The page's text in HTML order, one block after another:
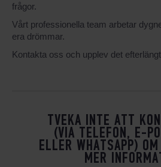
frågor.
Vårt professionella team arbetar
era drömmar.
Kontakta oss och upplev det
TVEKA INTE ATT
(VIA TELEFON, E-
ELLER WHATSAPP)
MER